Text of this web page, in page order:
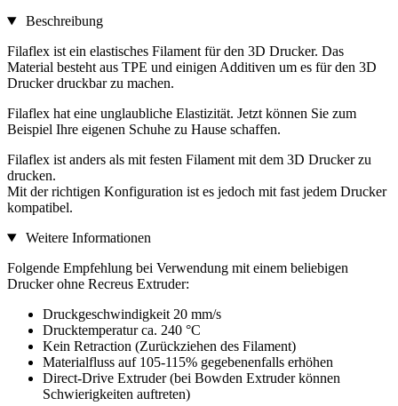
Beschreibung
Filaflex ist ein elastisches Filament für den 3D Drucker. Das
Material besteht aus TPE und einigen Additiven um es für den 3D
Drucker druckbar zu machen.
Filaflex hat eine unglaubliche Elastizität. Jetzt können Sie zum
Beispiel Ihre eigenen Schuhe zu Hause schaffen.
Filaflex ist anders als mit festen Filament mit dem 3D Drucker zu
drucken.
Mit der richtigen Konfiguration ist es jedoch mit fast jedem Drucker
kompatibel.
Weitere Informationen
Folgende Empfehlung bei Verwendung mit einem beliebigen
Drucker ohne Recreus Extruder:
Druckgeschwindigkeit 20 mm/s
Drucktemperatur ca. 240 °C
Kein Retraction (Zurückziehen des Filament)
Materialfluss auf 105-115% gegebenenfalls erhöhen
Direct-Drive Extruder (bei Bowden Extruder können
Schwierigkeiten auftreten)